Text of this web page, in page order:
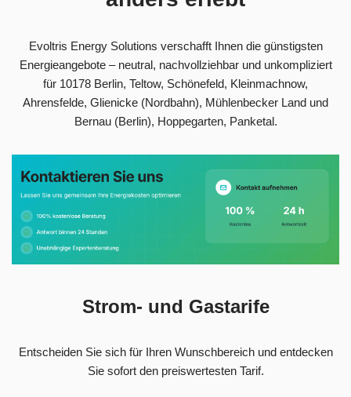
Evoltris Energy Solutions verschafft Ihnen die günstigsten
Energieangebote – neutral, nachvollziehbar und unkompliziert
für 10178 Berlin, Teltow, Schönefeld, Kleinmachnow,
Ahrensfelde, Glienicke (Nordbahn), Mühlenbecker Land und
Bernau (Berlin), Hoppegarten, Panketal.
Strom- und Gastarife
Entscheiden Sie sich für Ihren Wunschbereich und entdecken
Sie sofort den preiswertesten Tarif.